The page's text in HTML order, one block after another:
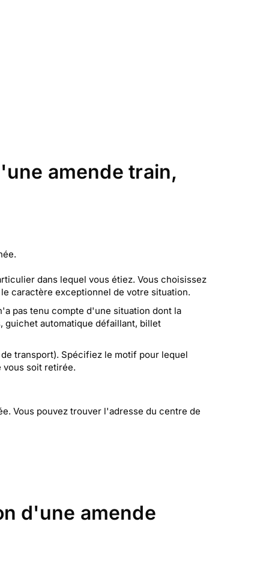
amende train,
dans lequel vous étiez. Vous choisissez
caractère exceptionnel de votre situation.
pas tenu compte d'une situation dont la
guichet automatique défaillant, billet
transport). Spécifiez le motif pour lequel
vous soit retirée.
Vous pouvez trouver l'adresse du centre de
d'une amende